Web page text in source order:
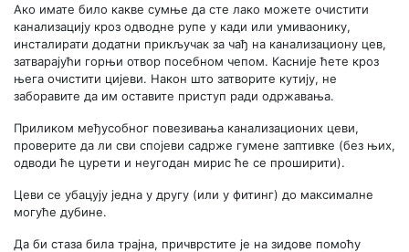
Ако имате било какве сумње да сте лако можете очистити
канализацију кроз одводне рупе у кади или умиваонику,
инсталирати додатни прикључак за чађ на канализациону цев,
затварајући горњи отвор посебном чепом. Касније ћете кроз
њега очистити цијеви. Након што затворите кутију, не
заборавите да им оставите приступ ради одржавања.
Приликом међусобног повезивања канализационих цеви,
проверите да ли сви спојеви садрже гумене заптивке (без њих,
одводи ће цурети и неугодан мирис ће се проширити).
Цеви се убацују једна у другу (или у фитинг) до максималне
могуће дубине.
Да би стаза била трајна, причврстите је на зидове помоћу